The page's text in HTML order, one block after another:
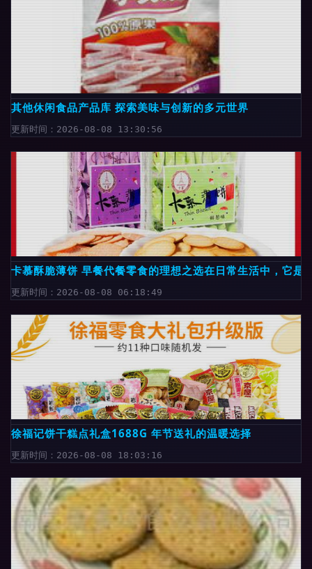
其他休闲食品产品库 探索美味与创新的多元世界
更新时间：2026-08-08 13:30:56
卡慕酥脆薄饼 早餐代餐零食的理想之选在日常生活中，它
更新时间：2026-08-08 06:18:49
徐福记饼干糕点礼盒1688G 年节送礼的温暖选择
更新时间：2026-08-08 18:03:16